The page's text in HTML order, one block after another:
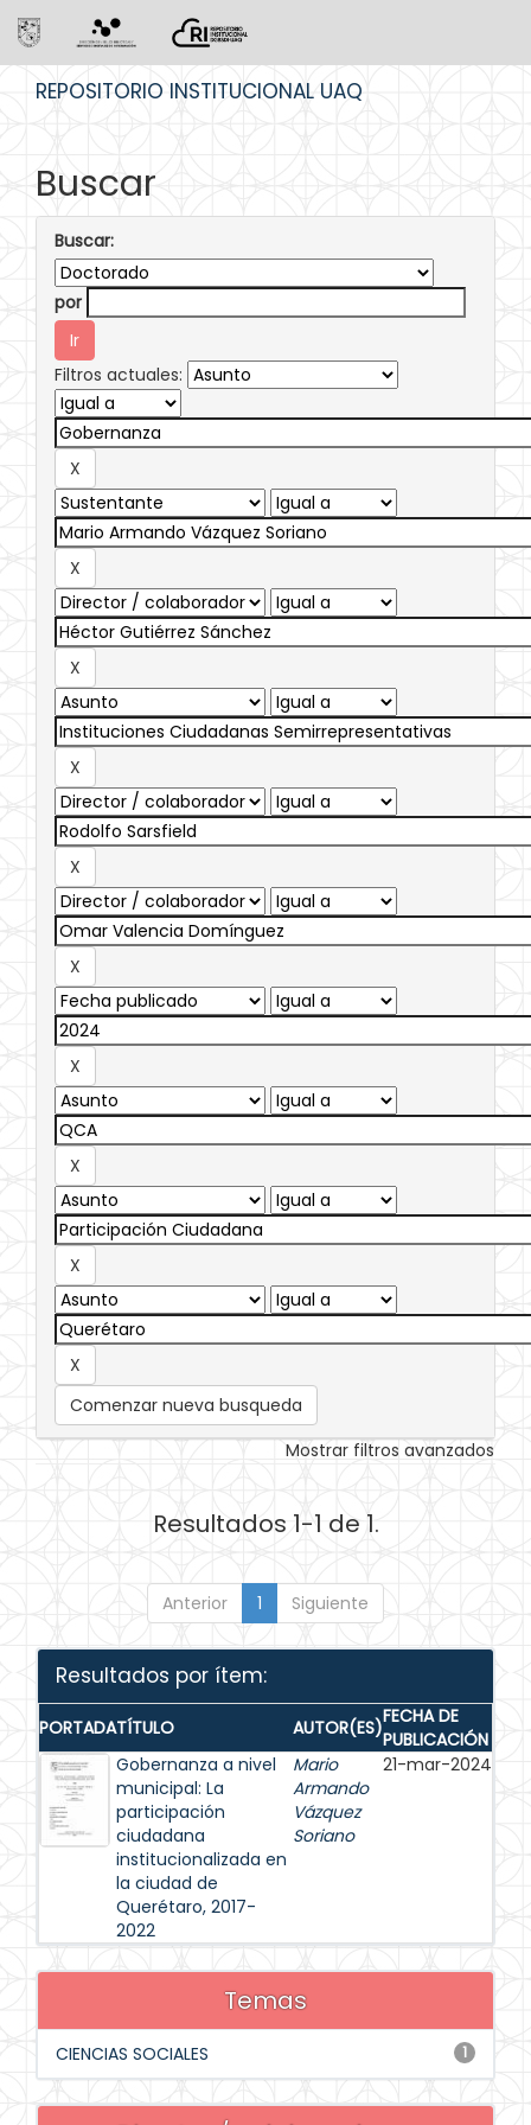
REPOSITORIO INSTITUCIONAL UAQ
Buscar
Buscar:
por
Filtros actuales:
Comenzar nueva busqueda
Mostrar filtros avanzados
Resultados 1-1 de 1.
Anterior 1 Siguiente
Resultados por ítem:
PORTADATÍTULO AUTOR(ES)FECHA DE
PUBLICACIÓN
Gobernanza a nivel
municipal: La
participación
ciudadana
institucionalizada en
la ciudad de
Querétaro, 2017-
2022
Mario
Armando
Vázquez
Soriano
21-mar-2024
Temas
1
CIENCIAS SOCIALES